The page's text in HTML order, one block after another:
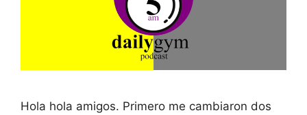
Hola hola amigos. Primero me cambiaron dos